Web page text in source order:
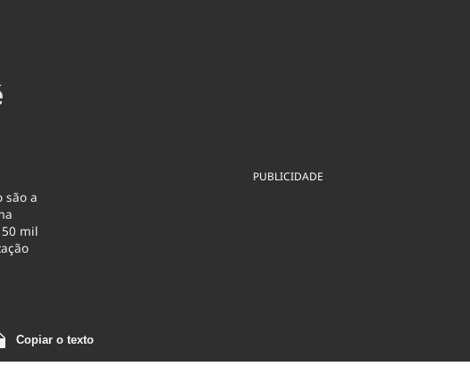
são a
mil
Copiar o texto
PUBLICIDADE